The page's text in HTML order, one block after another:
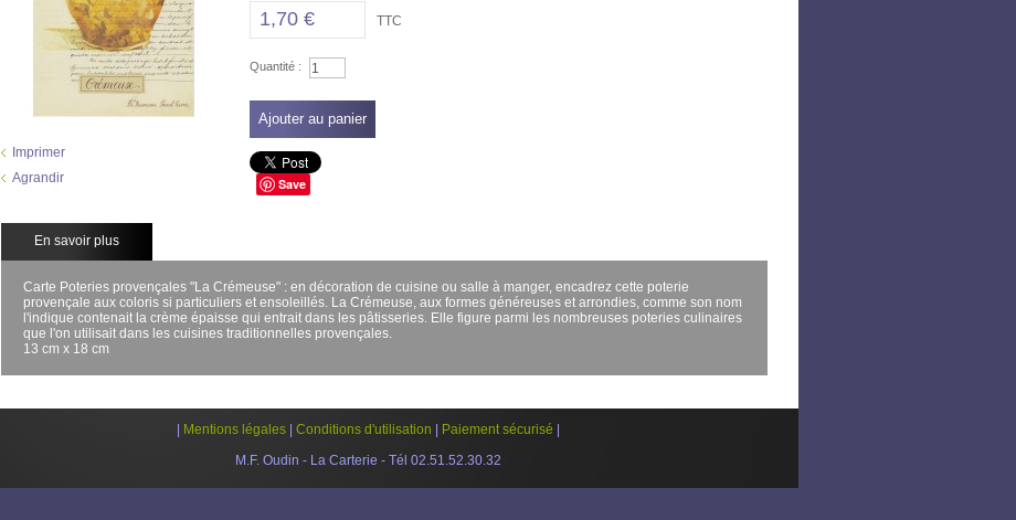
Imprimer
Agrandir
1,70 € TTC
Quantité :
Ajouter au panier
Save
En savoir plus
Carte Poteries provençales "La Crémeuse" : en décoration de cuisine ou salle à manger, encadrez cette poterie
provençale aux coloris si particuliers et ensoleillés. La Crémeuse, aux formes généreuses et arrondies, comme son nom
l'indique contenait la crème épaisse qui entrait dans les pâtisseries. Elle figure parmi les nombreuses poteries culinaires
que l'on utilisait dans les cuisines traditionnelles provençales.
13 cm x 18 cm
Mentions légales| Conditions d'utilisation Paiement sécurisé
M.F. Oudin - La Carterie - Tél 02.51.52.30.32